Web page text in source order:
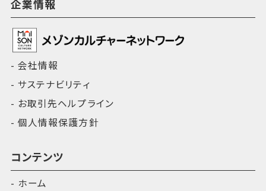
企業情報
会社情報
サステナビリティ
お取引先ヘルプライン
個人情報保護方針
コンテンツ
ホーム